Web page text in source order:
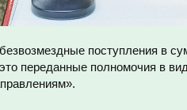
поступления в
переданные полномочия в